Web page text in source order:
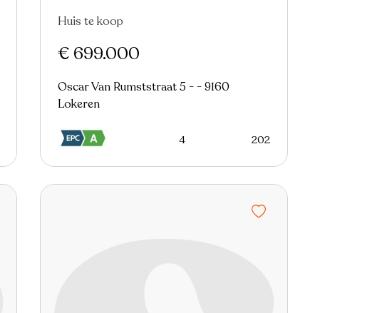
Nieuw
Huis te koop
€ 699.000
Oscar Van Rumststraat 5 - - 9160
Lokeren
4 202